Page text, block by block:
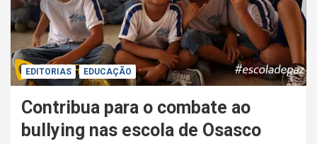
EDITORIAS EDUCAÇÃO
Contribua para o combate ao
bullying nas escola de Osasco